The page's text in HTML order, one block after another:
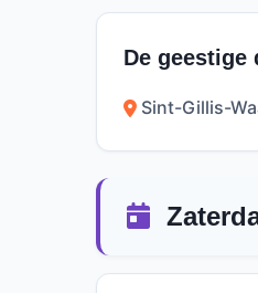
De geestige
Sint-Gillis-